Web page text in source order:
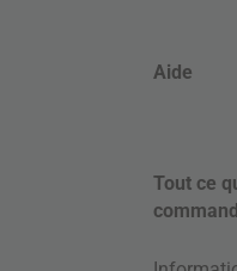
Aide
Tout ce